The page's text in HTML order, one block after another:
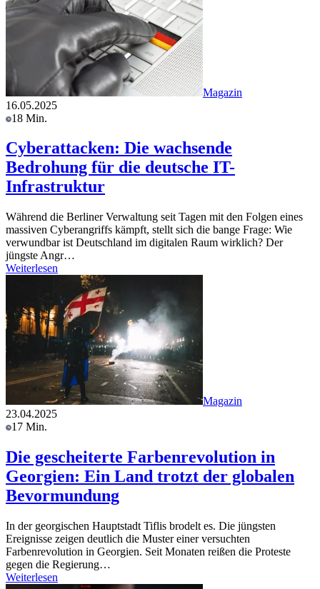
Magazin
16.05.2025
18 Min.
Cyberattacken: Die wachsende
Bedrohung für die deutsche IT-
Infrastruktur
Während die Berliner Verwaltung seit Tagen mit den Folgen eines
massiven Cyberangriffs kämpft, stellt sich die bange Frage: Wie
verwundbar ist Deutschland im digitalen Raum wirklich? Der
jüngste Angr…
Weiterlesen
Magazin
23.04.2025
17 Min.
Die gescheiterte Farbenrevolution in
Georgien: Ein Land trotzt der globalen
Bevormundung
In der georgischen Hauptstadt Tiflis brodelt es. Die jüngsten
Ereignisse zeigen deutlich die Muster einer versuchten
Farbenrevolution in Georgien. Seit Monaten reißen die Proteste
gegen die Regierung…
Weiterlesen